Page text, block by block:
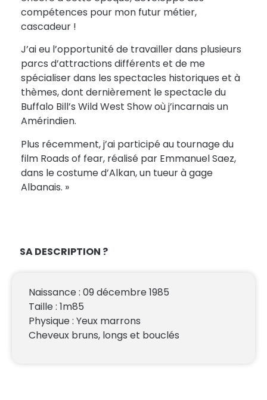
compétences pour mon futur métier,
cascadeur !
J’ai eu l’opportunité de travailler dans plusieurs
parcs d’attractions différents et de me
spécialiser dans les spectacles historiques et à
thèmes, dont dernièrement le spectacle du
Buffalo Bill’s Wild West Show où j’incarnais un
Amérindien.
Plus récemment, j’ai participé au tournage du
film Roads of fear, réalisé par Emmanuel Saez,
dans le costume d’Alkan, un tueur à gage
Albanais. »
SA DESCRIPTION ?
Naissance : 09 décembre 1985
Taille : 1m85
Physique : Yeux marrons
Cheveux bruns, longs et bouclés